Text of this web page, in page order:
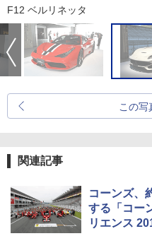
F12 ベルリネッタ
この写
関連記事
コーンズ、
する「コー
リエンス